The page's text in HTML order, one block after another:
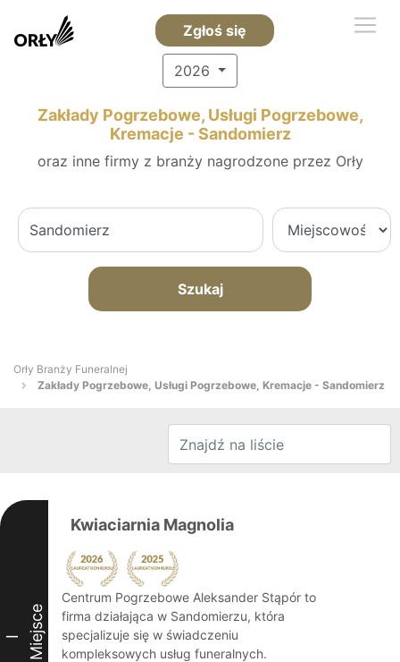
Zgłoś się
2026
Zakłady Pogrzebowe, Usługi Pogrzebowe,
Kremacje - Sandomierz
oraz inne firmy z branży nagrodzone przez Orły
Szukaj
Orły Branży Funeralnej
Zakłady Pogrzebowe, Usługi Pogrzebowe, Kremacje - Sandomierz
I Miejsce
Kwiaciarnia Magnolia
Centrum Pogrzebowe Aleksander Stąpór to
firma działająca w Sandomierzu, która
specjalizuje się w świadczeniu
kompleksowych usług funeralnych.